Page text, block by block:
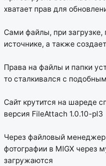
хватает прав для
Сами файлы, при
источнике, а также
Права на файлы и папки
то сталкивался с
Сайт крутится на шареде
версия FileAttach 1.0.10-pl3
Через файловый менеджер
фотографии в MIGX через
загружаются